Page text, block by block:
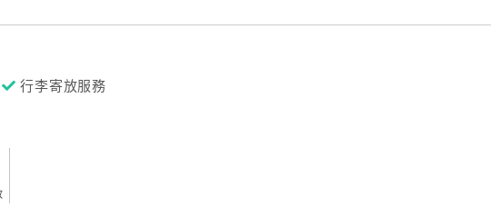
行李寄放服務